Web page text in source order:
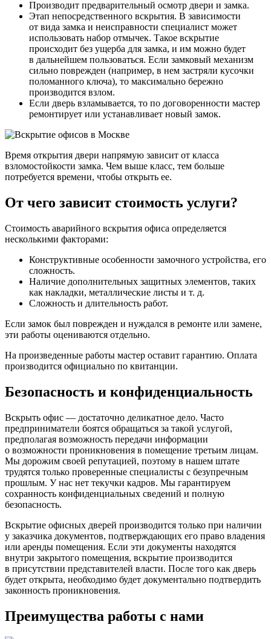
Производит предварительный осмотр двери и замка.
Этап непосредственного вскрытия. В зависимости
от вида замка и неисправности специалист может
использовать набор отмычек. Такое вскрытие
происходит без ущерба для замка, и им можно будет
в дальнейшем пользоваться. Если замковый механизм
сильно поврежден (например, в нем застряли кусочки
поломанного ключа), то максимально бережно
производится взлом.
Если дверь взламывается, то по договоренности мастер
ремонтирует или устанавливает новый замок.
Время открытия двери напрямую зависит от класса
взломостойкости замка. Чем выше класс, тем больше
потребуется времени, чтобы открыть ее.
От чего зависит стоимость услуги?
Стоимость аварийного вскрытия офиса определяется
несколькими факторами:
Конструктивные особенности замочного устройства, его
сложность.
Наличие дополнительных защитных элементов, таких
как накладки, металлические листы и т. д.
Сложность и длительность работ.
Если замок был поврежден и нуждался в ремонте или замене,
эти работы оцениваются отдельно.
На произведенные работы мастер оставит гарантию. Оплата
производится официально по квитанции.
Безопасность и конфиденциальность
Вскрыть офис — достаточно деликатное дело. Часто
предприниматели боятся обращаться за такой услугой,
предполагая возможность передачи информации
о возможности проникновения в помещение третьим лицам.
Мы дорожим своей репутацией, поэтому в нашем штате
трудятся только проверенные специалисты с безупречным
прошлым. У нас нет текучки кадров. Мы гарантируем
сохранность конфиденциальных сведений и полную
безопасность.
Вскрытие офисных дверей производится только при наличии
у заказчика документов, подтверждающих его право владения
или аренды помещения. Если эти документы находятся
внутри закрытого помещения, вскрытие производится
в присутствии представителей власти. После того как дверь
будет открыта, необходимо будет документально подтвердить
законность проникновения.
Преимущества работы с нами